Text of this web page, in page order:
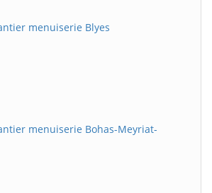
menuiserie Blyes
menuiserie Bohas-Meyriat-